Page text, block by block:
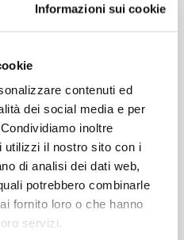
Informazioni sui cookie
contenuti ed
dei social media e per
inoltre
utilizzi il nostro sito con i
di analisi dei dati web,
potrebbero combinarle
fornito loro o che hanno
servizi.
Durata
per
Analytics in
e al
comportamento
dell'utente
dispositivi e
per
dati a
Google Analytics in
2 anni